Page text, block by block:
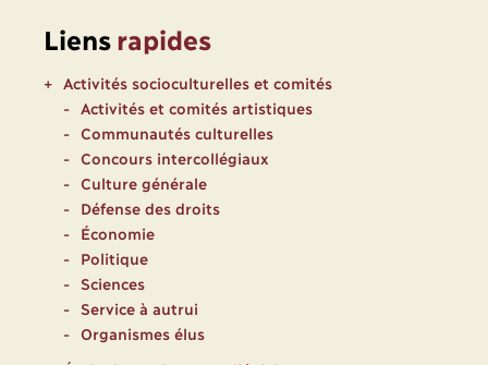
Liens rapides
Activités socioculturelles et comités
Activités et comités artistiques
Communautés culturelles
Concours intercollégiaux
Culture générale
Défense des droits
Économie
Politique
Sciences
Service à autrui
Organismes élus